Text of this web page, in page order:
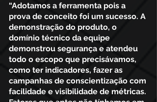
“Adotamos a ferramenta pois a
prova de conceito foi um sucesso. A
demonstração do produto, o
domínio técnico da equipe
demonstrou segurança e atendeu
todo o escopo que precisávamos,
como ter indicadores, fazer as
campanhas de conscientização com
facilidade e visibilidade de métricas.